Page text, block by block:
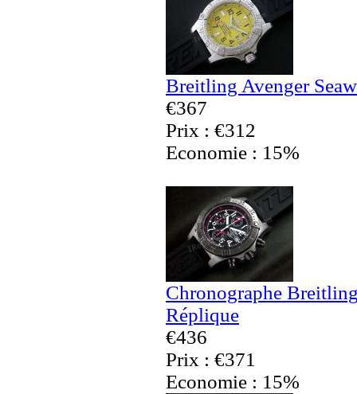
Breitling Avenger
€367
Prix : €312
Economie : 15%
Chronographe
Réplique
€436
Prix : €371
Economie : 15%